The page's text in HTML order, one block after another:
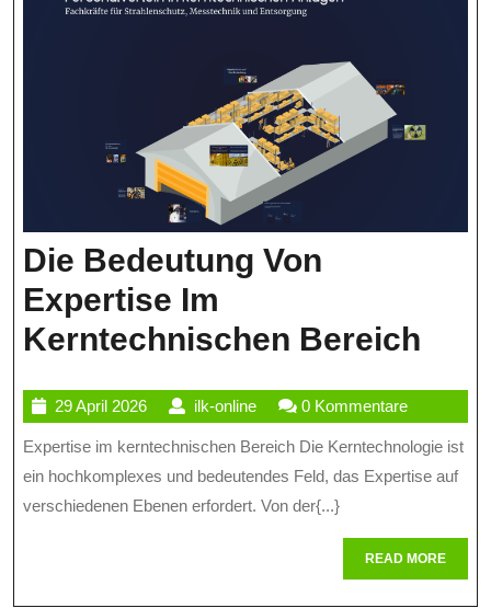
Die Bedeutung Von
Expertise Im
Kerntechnischen Bereich
Von
29 April 202629
April
2026
ilk-onlineilk-
online
0 Kommentare
Expertise im kerntechnischen Bereich Die Kerntechnologie ist
ein hochkomplexes und bedeutendes Feld, das Expertise auf
verschiedenen Ebenen erfordert. Von der{...}
READ MOREREAD
MORE